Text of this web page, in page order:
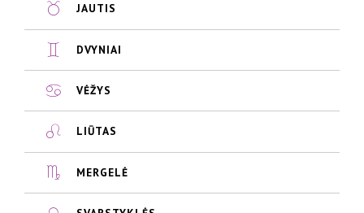
JAUTIS
DVYNIAI
VĖŽYS
LIŪTAS
MERGELĖ